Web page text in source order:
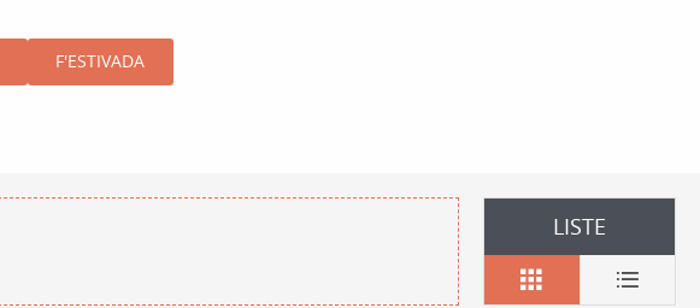
F'ESTIVADA
LISTE